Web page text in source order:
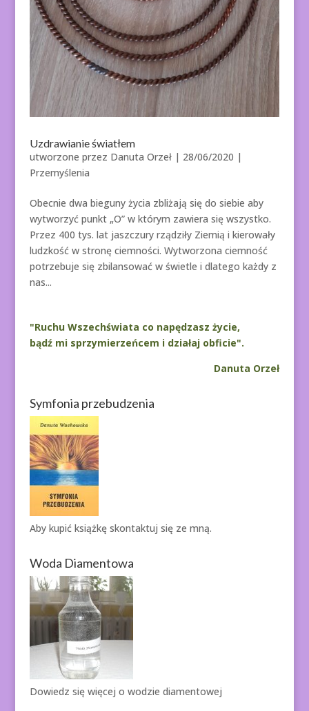
Uzdrawianie światłem
utworzone przez Danuta Orzeł| 28/06/2020 |
Przemyślenia
Obecnie dwa bieguny życia zbliżają się do siebie aby
wytworzyć punkt „O” w którym zawiera się wszystko.
Przez 400 tys. lat jaszczury rządziły Ziemią i kierowały
ludzkość w stronę ciemności. Wytworzona ciemność
potrzebuje się zbilansować w świetle i dlatego każdy z
nas...
"Ruchu Wszechświata co napędzasz życie,
bądź mi sprzymierzeńcem i działaj obficie".
Danuta Orzeł
Symfonia przebudzenia
Aby kupić książkę skontaktuj się ze mną.
Woda Diamentowa
Dowiedz się więcej o wodzie diamentowej